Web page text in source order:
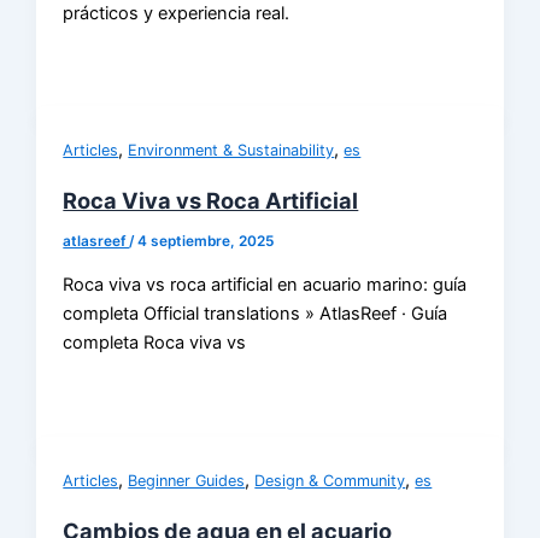
prácticos y experiencia real.
Articles, Environment & Sustainability,es
Roca Viva vs Roca Artificial
atlasreef/4 septiembre, 2025
Roca viva vs roca artificial en acuario marino: guía
completa Official translations » AtlasReef · Guía
completa Roca viva vs
Articles, Beginner Guides, Design & Community,es
Cambios de agua en el acuario